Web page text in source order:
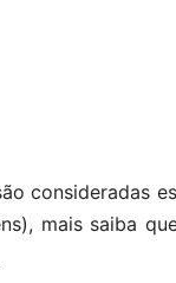
consideradas
mais saiba